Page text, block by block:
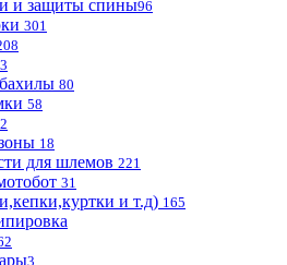
и защиты спины96
301
80
58
18
для шлемов 221
31
и т.д) 165
3